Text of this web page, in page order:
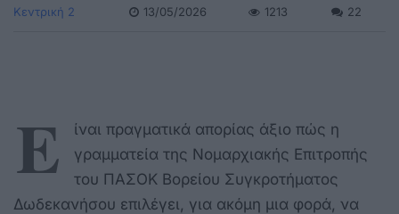
Κεντρική 2 13/05/2026 1213 22
Ε
ίναι πραγματικά απορίας άξιο πώς η
γραμματεία της Νομαρχιακής Επιτροπής
του ΠΑΣΟΚ Βορείου Συγκροτήματος
Δωδεκανήσου επιλέγει, για ακόμη μια φορά, να